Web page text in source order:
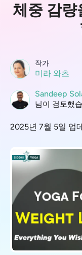
체중 감량
작가
미라 와츠
Sandeep
님이 검토했
2025년 7월 5일 업